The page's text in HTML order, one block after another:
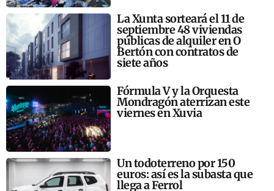
La Xunta sorteará el 11 de
septiembre 48 viviendas
públicas de alquiler en O
Bertón con contratos de
siete años
Fórmula V y la Orquesta
Mondragón aterrizan este
viernes en Xuvia
Un todoterreno por 150
euros: así es la subasta que
llega a Ferrol